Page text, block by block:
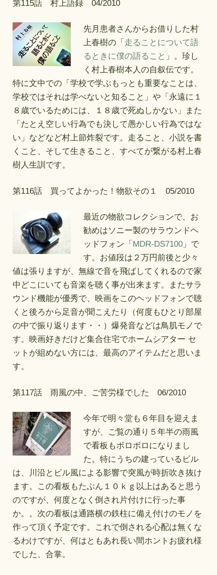
第115話 村上語録 04/2010
先月患者さんからお借りした村
上春樹の「 走ることについて語
るときに僕の語ること 」。珍し
く村上春樹本人の自叙伝です。
特に文中での「学校で学ぶもっとも重要なことは、
学校ではそれは学べないと知ること」や「永遠に１
８歳でいるためには、１８歳で死ぬしかない」また
「たとえ空しい行為でも決して愚かしい行為ではな
い」などなど村上節炸裂です。走ること、小説を書
くこと、そして生きること、すべてが繋がる村上春
樹人生訓です。
第116話 買ってよかった！物欲その１ 05/2010
最近の物欲コレクションで、お
勧めはソニー製のサラウンドヘ
ッドフォン「 MDR-DS7100」で
す。お値段は２万円前後と少々
値は張りますが、無線で音を飛ばしてくれるので家
中どこにいても音楽を聴く事が出来ます。またサラ
ウンド機能が優秀で、映画をこのヘッドフォンで聴
くと後ろから足音が聞こえたり（何度もひとり部屋
の中で振り返ります・・）爆発音などは鳥肌モノで
す。映画好きだけど集合住宅でホームシアター セ
ットが組めない方には、最高のアイテムだと思いま
す。
第117話 雨風の中、ご苦労様でした 06/2010
今年で明々堂も６年目を迎えま
すが、ご覧の通り５年半の雨風
で看板もボロボロになりまし
た。特にうちの建っているビル
は、川沿とビル風による影響で突風が時折吹き抜け
ます。この看板もたぶん１０ｋｇ以上はあると思う
のですが、何度となく倒され片付けに行った事
か。。次の看板は通路横の鉄柱に備え付けのモノを
作って頂く予定です。これで倒される心配は無くな
るわけですが、何はともあれ長い間ホントお疲れ様
でした、合掌。